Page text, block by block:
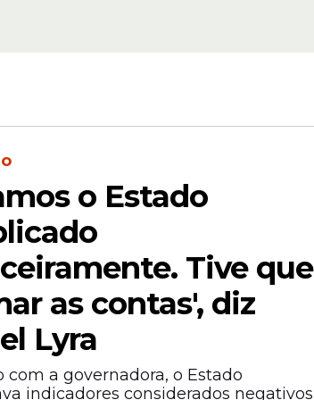
(12), mostra que
logo em seguida,
o Estado
Tive que
as contas', diz
Lyra
com a governadora, o Estado
indicadores considerados negativos